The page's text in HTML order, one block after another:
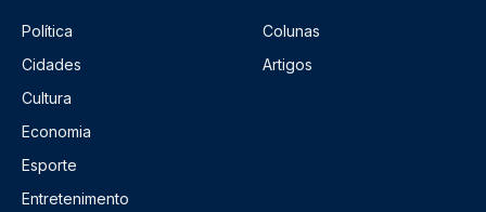
Política
Cidades
Cultura
Economia
Esporte
Entretenimento
Colunas
Artigos